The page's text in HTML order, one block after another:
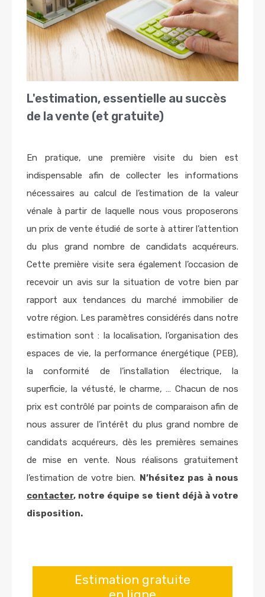
L'estimation, essentielle au succès
de la vente (et gratuite)
En pratique, une première visite du bien est
indispensable afin de collecter les informations
nécessaires au calcul de l’estimation de la valeur
vénale à partir de laquelle nous vous proposerons
un prix de vente étudié de sorte à attirer l’attention
du plus grand nombre de candidats acquéreurs.
Cette première visite sera également l’occasion de
recevoir un avis sur la situation de votre bien par
rapport aux tendances du marché immobilier de
votre région. Les paramètres considérés dans notre
estimation sont : la localisation, l’organisation des
espaces de vie, la performance énergétique (PEB),
la conformité de l’installation électrique, la
superficie, la vétusté, le charme, … Chacun de nos
prix est contrôlé par points de comparaison afin de
nous assurer de l’intérêt du plus grand nombre de
candidats acquéreurs, dès les premières semaines
de mise en vente. Nous réalisons gratuitement
l’estimation de votre bien.
N’hésitez pas à nous
contacter, notre équipe se tient déjà à votre
disposition.
Estimation gratuite